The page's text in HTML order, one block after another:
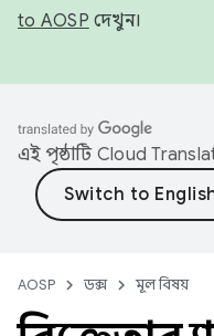
to AOSP দেখুন।
এই পৃষ্ঠাটি Cloud
AOSP ডক্স মূল বিষয়